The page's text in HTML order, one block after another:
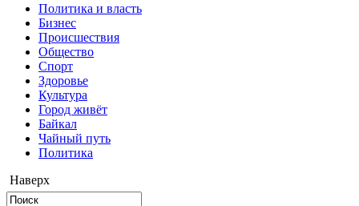
Политика и власть
Бизнес
Происшествия
Общество
Cпорт
Здоровье
Культура
Город живёт
Байкал
Чайный путь
Политика
Наверх